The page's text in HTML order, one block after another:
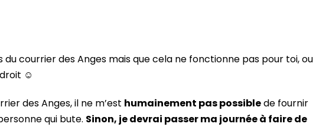
du courrier des Anges mais que cela ne fonctionne pas pour toi, ou
☺️
des Anges, il ne m’est humainement pas possiblede fournir
qui bute. Sinon, je devrai passer ma journée à faire de